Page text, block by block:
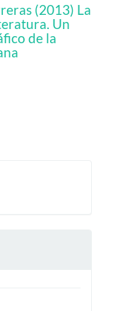
(2013) La
Un
de la